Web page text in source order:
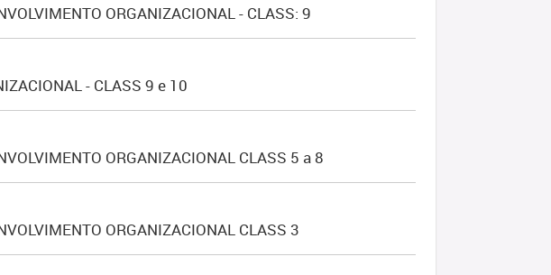
ORGANIZACIONAL - CLASS: 9
- CLASS 9 e 10
ORGANIZACIONAL CLASS 5 a 8
ORGANIZACIONAL CLASS 3